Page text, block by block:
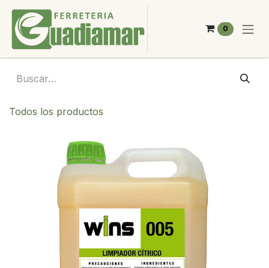
Ir al contenido
0
Todos los productos